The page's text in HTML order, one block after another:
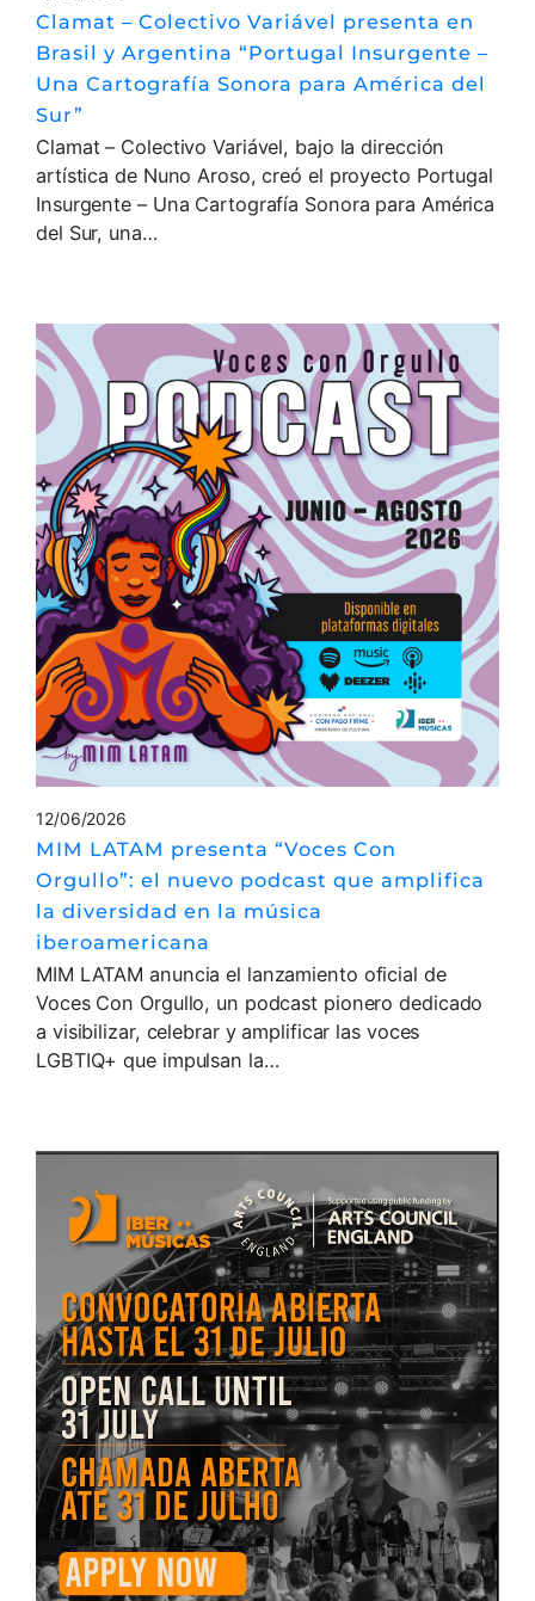
Clamat – Colectivo Variável presenta en
Brasil y Argentina “Portugal Insurgente –
Una Cartografía Sonora para América del
Sur”
Clamat – Colectivo Variável, bajo la dirección
artística de Nuno Aroso, creó el proyecto Portugal
Insurgente – Una Cartografía Sonora para América
del Sur, una…
12/06/2026
MIM LATAM presenta “Voces Con
Orgullo”: el nuevo podcast que amplifica
la diversidad en la música
iberoamericana
MIM LATAM anuncia el lanzamiento oficial de
Voces Con Orgullo, un podcast pionero dedicado
a visibilizar, celebrar y amplificar las voces
LGBTIQ+ que impulsan la…